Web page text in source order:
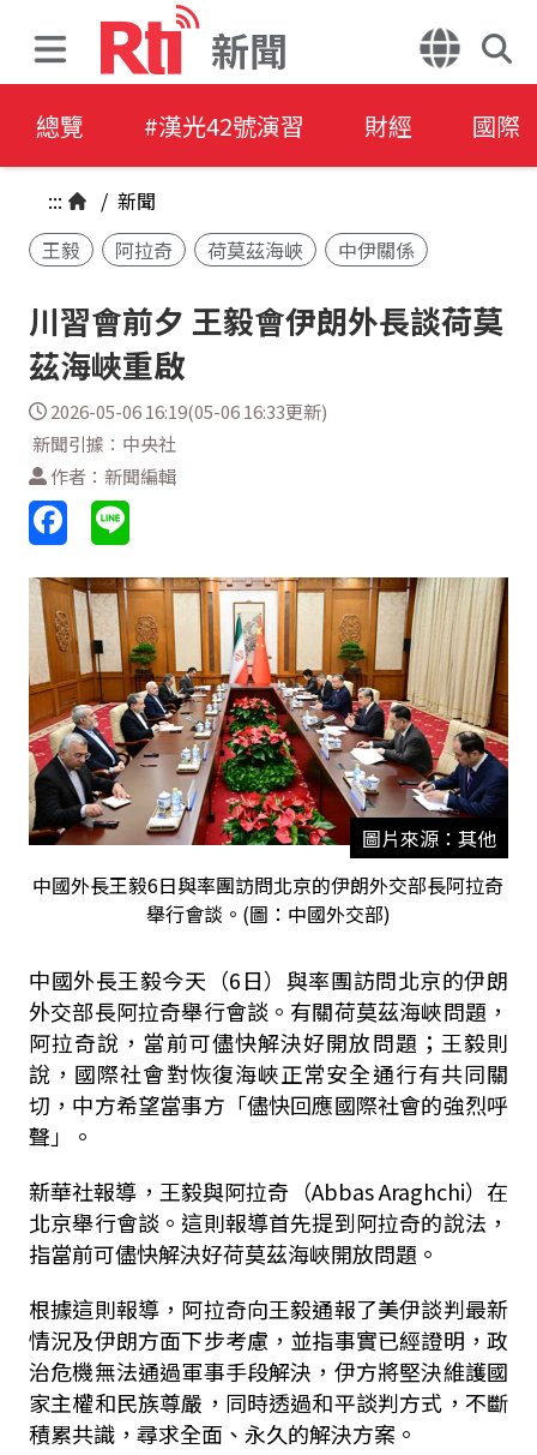
新聞
總覽 #漢光42號演習 財經 國際
::: / 新聞
王毅
阿拉奇 荷莫茲海峽 中伊關係
川習會前夕 王毅會伊朗外長談荷莫
茲海峽重啟
2026-05-06 16:19(05-06 16:33更新)
新聞引據：中央社
作者：新聞編輯
圖片來源：其他
中國外長王毅6日與率團訪問北京的伊朗外交部長阿拉奇
舉行會談。(圖：中國外交部)
中國外長王毅今天（6日）與率團訪問北京的伊朗
外交部長阿拉奇舉行會談。有關荷莫茲海峽問題，
阿拉奇說，當前可儘快解決好開放問題；王毅則
說，國際社會對恢復海峽正常安全通行有共同關
切，中方希望當事方「儘快回應國際社會的強烈呼
聲」。
新華社報導，王毅與阿拉奇（Abbas Araghchi）在
北京舉行會談。這則報導首先提到阿拉奇的說法，
指當前可儘快解決好荷莫茲海峽開放問題。
根據這則報導，阿拉奇向王毅通報了美伊談判最新
情況及伊朗方面下步考慮，並指事實已經證明，政
治危機無法通過軍事手段解決，伊方將堅決維護國
家主權和民族尊嚴，同時透過和平談判方式，不斷
積累共識，尋求全面、永久的解決方案。